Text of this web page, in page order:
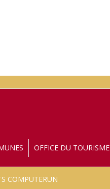
OFFICE DU TOURISME
COMPUTERUN